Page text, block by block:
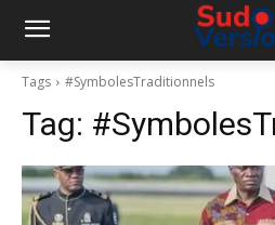
Tags #SymbolesTraditionnels
Tag: